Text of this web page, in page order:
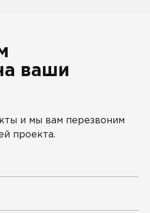
ваши
и мы вам перезвоним
проекта.